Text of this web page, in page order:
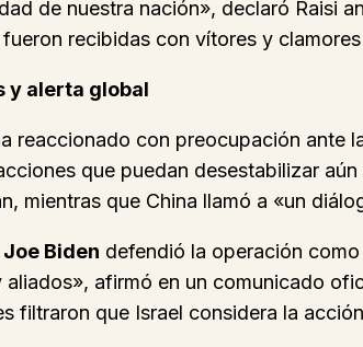
de nuestra nación», declaró Raisi
recibidas con vítores y
y alerta global
reaccionado con preocupación ante
que puedan desestabilizar
mientras que China llamó a «un
Joe Biden defendió la operación
afirmó en un comunicado
filtraron que Israel considera la